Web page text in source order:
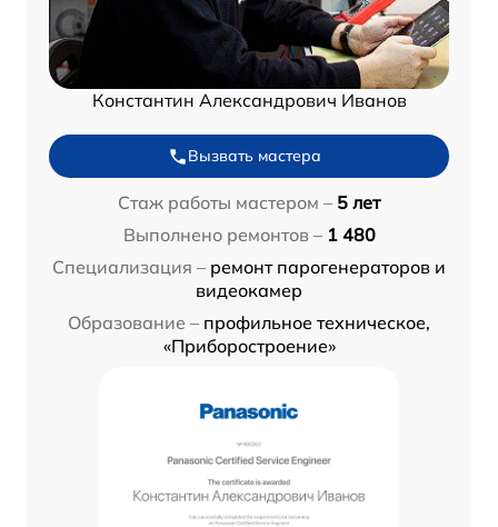
Константин Александрович Иванов
Вызвать мастера
Стаж работы мастером – 5 лет
Выполнено ремонтов – 1 480
Специализация – ремонт парогенераторов и
видеокамер
Образование – профильное техническое,
«Приборостроение»